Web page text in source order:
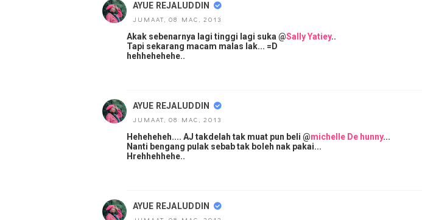
AYUE REJALUDDIN
JUMAAT, 08 MAC, 2013
Akak sebenarnya lagi tinggi lagi suka @Sally Yatiey..
Tapi sekarang macam malas lak... =D
hehhehehehe..
AYUE REJALUDDIN
JUMAAT, 08 MAC, 2013
Heheheheh.... AJ takdelah tak muat pun beli @michelle De hunny...
Nanti bengang pulak sebab tak boleh nak pakai...
Hrehhehhehe..
AYUE REJALUDDIN